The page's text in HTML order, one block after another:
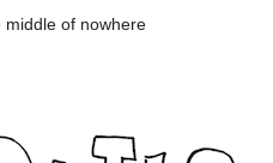
middle of nowhere